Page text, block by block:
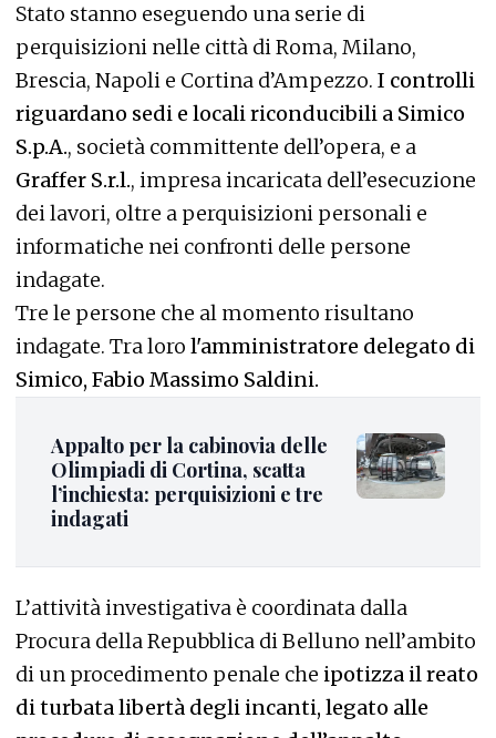
Stato stanno eseguendo una serie di
perquisizioni nelle città di Roma, Milano,
Brescia, Napoli e Cortina d’Ampezzo. I controlli
riguardano sedi e locali riconducibili a Simico
S.p.A., società committente dell’opera, e a
Graffer S.r.l., impresa incaricata dell’esecuzione
dei lavori, oltre a perquisizioni personali e
informatiche nei confronti delle persone
indagate.
Tre le persone che al momento risultano
indagate. Tra loro l'amministratore delegato di
Simico, Fabio Massimo Saldini.
Appalto per la cabinovia delle
Olimpiadi di Cortina, scatta
l’inchiesta: perquisizioni e tre
indagati
L’attività investigativa è coordinata dalla
Procura della Repubblica di Belluno nell’ambito
di un procedimento penale che ipotizza il reato
di turbata libertà degli incanti, legato alle